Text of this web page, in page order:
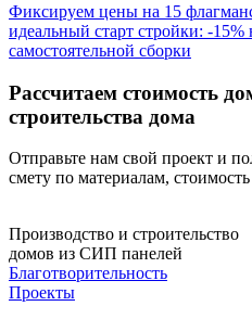
Фиксируем цены на 15
идеальный старт стройки: -15%
самостоятельной сборки
Рассчитаем стоимость
строительства дома
Отправьте нам свой проект и
смету по материалам,
Производство и строительство
домов из СИП панелей
Благотворительность
Проекты